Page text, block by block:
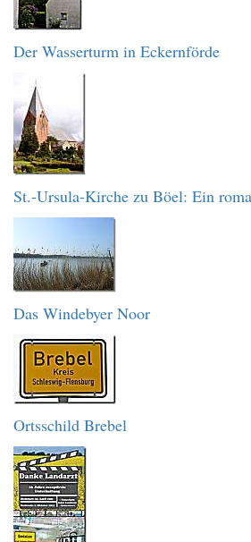
Der Wasserturm in Eckernförde
St.-Ursula-Kirche zu Böel: Ein
Das Windebyer Noor
Ortsschild Brebel